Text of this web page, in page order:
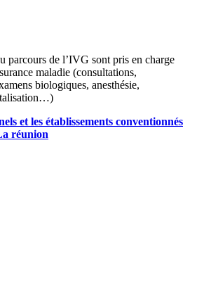
parcours de l’IVG sont pris en charge
maladie (consultations,
biologiques, anesthésie,
et les établissements conventionnés
réunion